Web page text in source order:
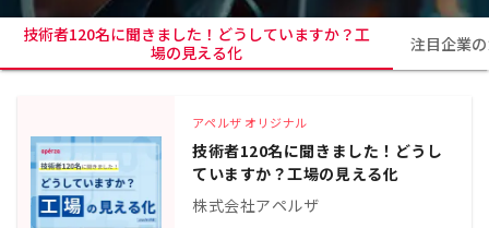
技術者120名に聞きました！どうしていますか？工
場の見える化
注目企業
アペルザ オリジナル
技術者120名に聞きました！どうし
ていますか？工場の見える化
株式会社アペルザ